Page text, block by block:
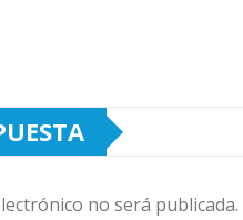
no será publicada.